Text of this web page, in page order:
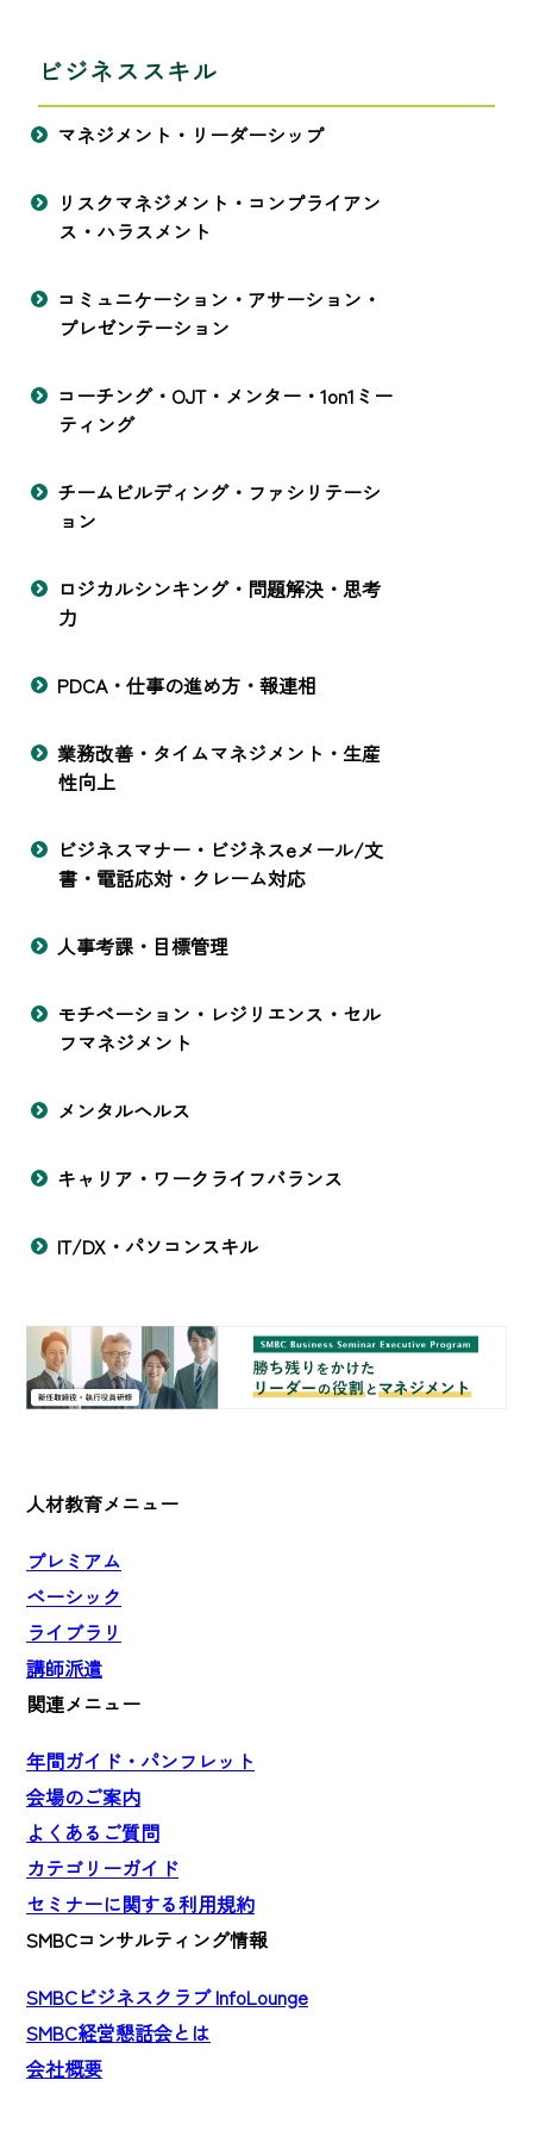
ビジネススキル
マネジメント・リーダーシップ
リスクマネジメント・コンプライアン
ス・ハラスメント
コミュニケーション・アサーション・
プレゼンテーション
コーチング・OJT・メンター・1on1ミー
ティング
チームビルディング・ファシリテーシ
ョン
ロジカルシンキング・問題解決・思考
力
PDCA・仕事の進め方・報連相
業務改善・タイムマネジメント・生産
性向上
ビジネスマナー・ビジネスeメール/文
書・電話応対・クレーム対応
人事考課・目標管理
モチベーション・レジリエンス・セル
フマネジメント
メンタルヘルス
キャリア・ワークライフバランス
IT/DX・パソコンスキル
人材教育メニュー
プレミアム
ベーシック
ライブラリ
講師派遣
関連メニュー
年間ガイド・パンフレット
会場のご案内
よくあるご質問
カテゴリーガイド
セミナーに関する利用規約
SMBCコンサルティング情報
SMBCビジネスクラブ InfoLounge
SMBC経営懇話会とは
会社概要